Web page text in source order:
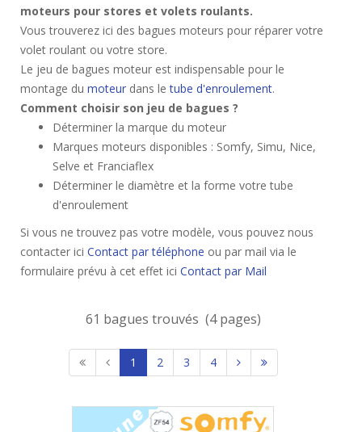
moteurs pour stores et volets roulants.
Vous trouverez ici des bagues moteurs pour réparer votre
volet roulant ou votre store.
Le jeu de bagues moteur est indispensable pour le
montage du moteur dans letube d'enroulement.
Comment choisir son jeu de bagues ?
Déterminer la marque du moteur
Marques moteurs disponibles : Somfy, Simu, Nice,
Selve et Franciaflex
Déterminer le diamètre et la forme votre tube
d'enroulement
Si vous ne trouvez pas votre modèle, vous pouvez nous
contacter ici Contact par téléphone ou par mail via le
formulaire prévu à cet effet ici Contact par Mail
61 bagues trouvés (4 pages)
1 2 3 4